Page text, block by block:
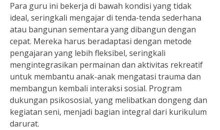
Para guru ini bekerja di bawah kondisi yang tidak
ideal, seringkali mengajar di tenda-tenda sederhana
atau bangunan sementara yang dibangun dengan
cepat. Mereka harus beradaptasi dengan metode
pengajaran yang lebih fleksibel, seringkali
mengintegrasikan permainan dan aktivitas rekreatif
untuk membantu anak-anak mengatasi trauma dan
membangun kembali interaksi sosial. Program
dukungan psikososial, yang melibatkan dongeng dan
kegiatan seni, menjadi bagian integral dari kurikulum
darurat.